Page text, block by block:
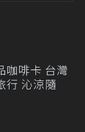
咖啡卡 台灣
行 沁涼隨